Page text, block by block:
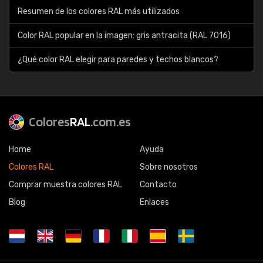
Resumen de los colores RAL más utilizados
Color RAL popular en la imagen: gris antracita (RAL 7016)
¿Qué color RAL elegir para paredes y techos blancos?
ColoresRAL.com.es
Home
Colores RAL
Comprar muestra colores RAL
Blog
Ayuda
Sobre nosotros
Contacto
Enlaces